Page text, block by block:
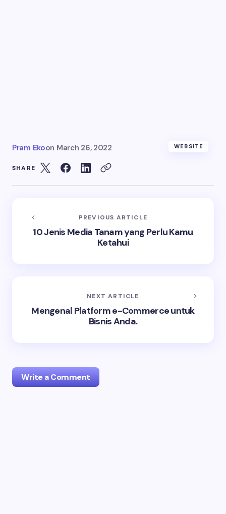
Pram Ekoon March 26, 2022 WEBSITE
SHARE
PREVIOUS ARTICLE
10 Jenis Media Tanam yang Perlu Kamu
Ketahui
NEXT ARTICLE
Mengenal Platform e-Commerce untuk
Bisnis Anda.
Write a Comment